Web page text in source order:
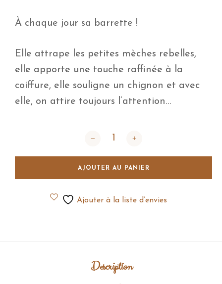
À chaque jour sa barrette !
Elle attrape les petites mèches rebelles,
elle apporte une touche raffinée à la
coiffure, elle souligne un chignon et avec
elle, on attire toujours l’attention…
quantité de Barrette noeud double
AJOUTER AU PANIER
Ajouter à la liste d’envies
Description